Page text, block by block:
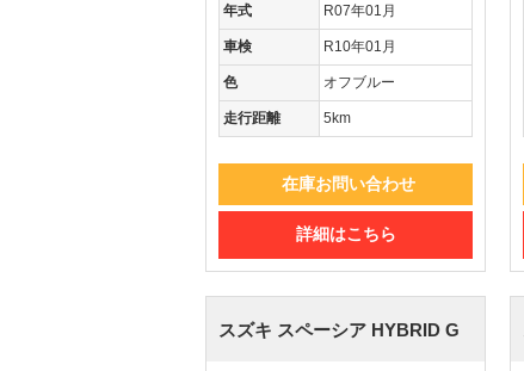
年式 R07年01月
車検 R10年01月
色 オフブルー
走行距離 5km
在庫お問い合わせ
詳細はこちら
スズキ スペーシア HYBRID G